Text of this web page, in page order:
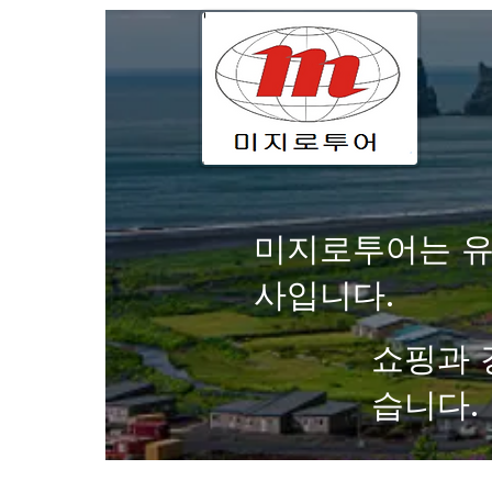
미지로투어는
사입니다.
쇼핑과
습니다.